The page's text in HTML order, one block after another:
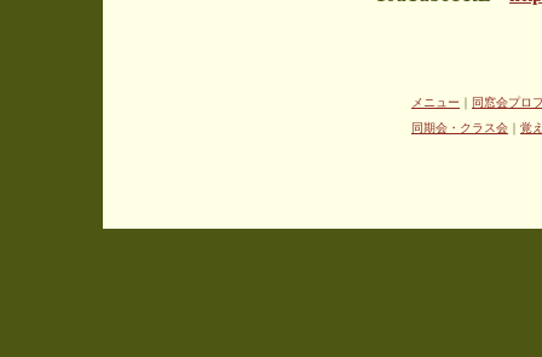
メニュー ｜ 同窓会プロ
同期会・クラス会 ｜ 覚